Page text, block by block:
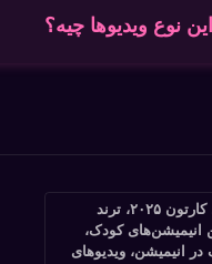
نوع ویدیوها چیه؟
انیمیشن کودک، کارتون ۲۰۲۵، ترند
انیمیشن‌های کودک،
انیمیشن، ویدیوهای